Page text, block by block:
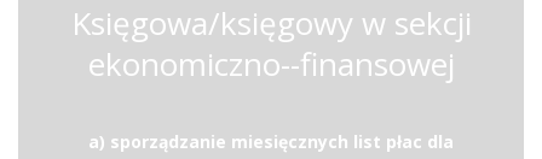
Księgowa/księgowy w sekcji
ekonomiczno--finansowej
a) sporządzanie miesięcznych list płac dla